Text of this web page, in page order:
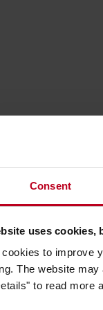
Consent
uses cookies,
cookies to improve
The website
to read more
– Sihyung
Kosten senken,
– Reva